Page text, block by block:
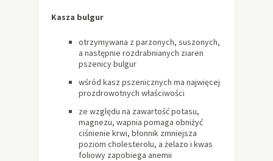
Kasza bulgur
otrzymywana z parzonych, suszonych,
a następnie rozdrabnianych ziaren
pszenicy bulgur
wśród kasz pszenicznych ma najwięcej
prozdrowotnych właściwości
ze względu na zawartość potasu,
magnezu, wapnia pomaga obniżyć
ciśnienie krwi, błonnik zmniejsza
poziom cholesterolu, a żelazo i kwas
foliowy zapobiega anemii